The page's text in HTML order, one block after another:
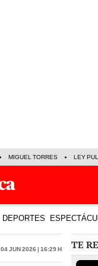
MIGUEL TORRES LEY
DEPORTES
04 Jun 2026 | 16:29 h TE